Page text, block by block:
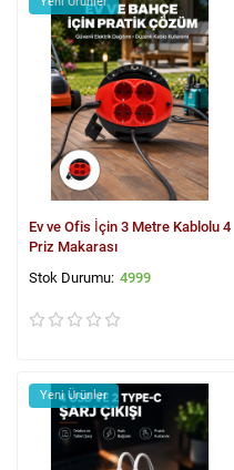
Ev ve Ofis İçin 3 Metre Kablolu 4
Priz Makarası
4999
Yeni Ürünler